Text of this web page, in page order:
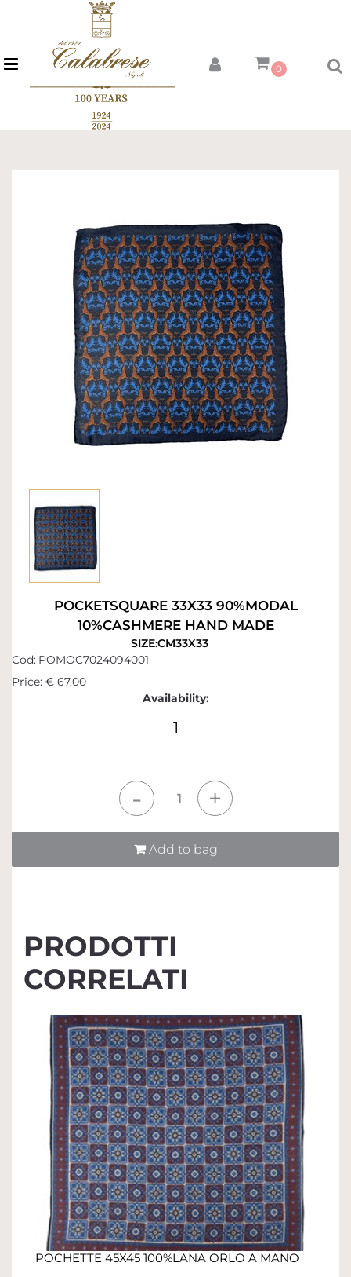
Open menu 0
POCKETSQUARE 33X33 90%MODAL
10%CASHMERE HAND MADE
SIZE:CM33X33
Cod: POMOC7024094001
Price: € 67,00
Availability:
1
Add to bag
PRODOTTI
CORRELATI
POCHETTE 45X45 100%LANA ORLO A MANO